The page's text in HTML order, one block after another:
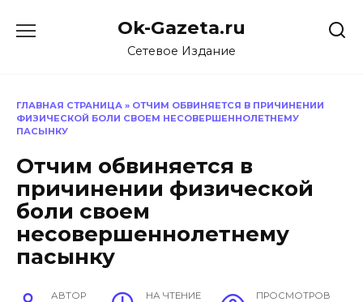
Ok-Gazeta.ru
Сетевое Издание
ГЛАВНАЯ СТРАНИЦА » ОТЧИМ ОБВИНЯЕТСЯ В ПРИЧИНЕНИИ
ФИЗИЧЕСКОЙ БОЛИ СВОЕМ НЕСОВЕРШЕННОЛЕТНЕМУ
ПАСЫНКУ
Отчим обвиняется в
причинении физической
боли своем
несовершеннолетнему
пасынку
АВТОР НА ЧТЕНИЕ ПРОСМОТРОВ